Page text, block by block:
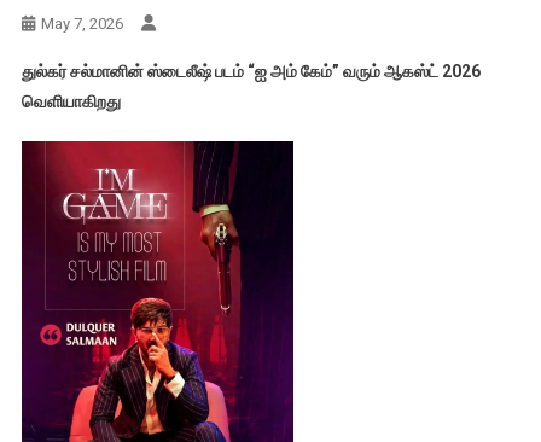
May 7, 2026
துல்கர் சல்மானின் ஸ்டைலீஷ் படம் “ஐ அம் கேம்” வரும் ஆகஸ்ட் 2026
வெளியாகிறது